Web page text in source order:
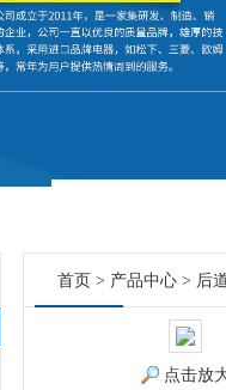
首页 > 产品中心 > 后
点击放